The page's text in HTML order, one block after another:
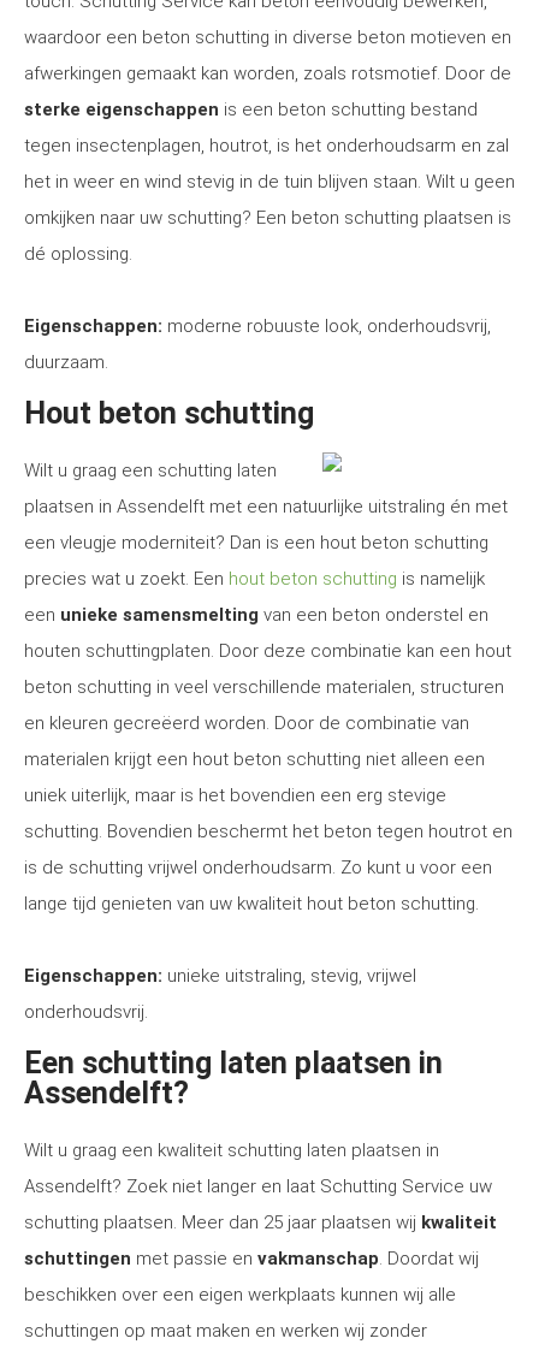
waardoor een beton schutting in diverse beton motieven en
afwerkingen gemaakt kan worden, zoals rotsmotief. Door de
sterke eigenschappen is een beton schutting bestand
tegen insectenplagen, houtrot, is het onderhoudsarm en zal
het in weer en wind stevig in de tuin blijven staan. Wilt u geen
omkijken naar uw schutting? Een beton schutting plaatsen is
dé oplossing.
Eigenschappen: moderne robuuste look, onderhoudsvrij,
duurzaam.
Hout beton schutting
Wilt u graag een schutting laten
plaatsen in Assendelft met een natuurlijke uitstraling én met
een vleugje moderniteit? Dan is een hout beton schutting
precies wat u zoekt. Een hout beton schutting is namelijk
een unieke samensmelting van een beton onderstel en
houten schuttingplaten. Door deze combinatie kan een hout
beton schutting in veel verschillende materialen, structuren
en kleuren gecreëerd worden. Door de combinatie van
materialen krijgt een hout beton schutting niet alleen een
uniek uiterlijk, maar is het bovendien een erg stevige
schutting. Bovendien beschermt het beton tegen houtrot en
is de schutting vrijwel onderhoudsarm. Zo kunt u voor een
lange tijd genieten van uw kwaliteit hout beton schutting.
Eigenschappen: unieke uitstraling, stevig, vrijwel
onderhoudsvrij.
Een schutting laten plaatsen in
Assendelft?
Wilt u graag een kwaliteit schutting laten plaatsen in
Assendelft? Zoek niet langer en laat Schutting Service uw
schutting plaatsen. Meer dan 25 jaar plaatsen wij kwaliteit
schuttingen met passie en vakmanschap. Doordat wij
beschikken over een eigen werkplaats kunnen wij alle
schuttingen op maat maken en werken wij zonder